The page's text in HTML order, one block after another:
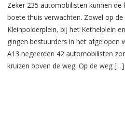
Zeker 235 automobilisten kunnen
boete thuis verwachten. Zowel op
Kleinpolderplein, bij het Kethelplein
gingen bestuurders in het afgelopen
A13 negeerden 42 automobilisten
kruizen boven de weg. Op de weg […]